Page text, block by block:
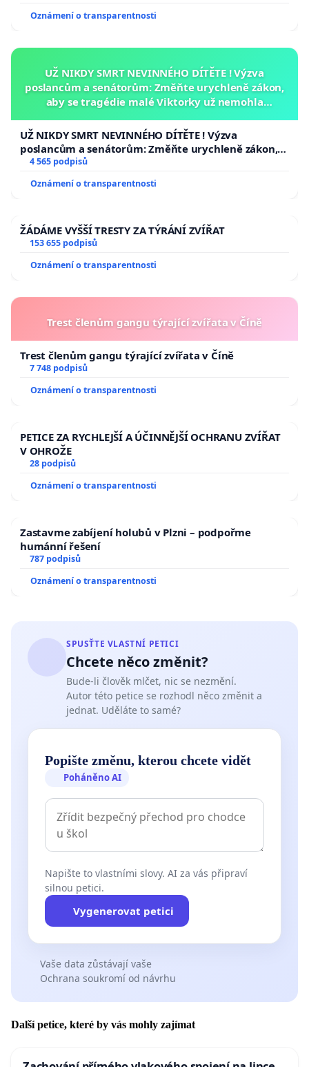
Oznámení o transparentnosti
UŽ NIKDY SMRT NEVINNÉHO DÍTĚTE ! Výzva
poslancům a senátorům: Změňte urychleně zákon,
aby se tragédie malé Viktorky už nemohla
UŽ NIKDY SMRT NEVINNÉHO DÍTĚTE ! Výzva
poslancům a senátorům: Změňte urychleně zákon,
aby se tragédie malé Viktorky už nemohla opakovat!
4 565 podpisů
Oznámení o transparentnosti
ŽÁDÁME VYŠŠÍ TRESTY ZA TÝRÁNÍ ZVÍŘAT
153 655 podpisů
Oznámení o transparentnosti
Trest členům gangu týrající zvířata v Číně
Trest členům gangu týrající zvířata v Číně
7 748 podpisů
Oznámení o transparentnosti
PETICE ZA RYCHLEJŠÍ A ÚČINNĚJŠÍ OCHRANU ZVÍŘAT
V OHROŽE
28 podpisů
Oznámení o transparentnosti
Zastavme zabíjení holubů v Plzni – podpořme
humánní řešení
787 podpisů
Oznámení o transparentnosti
SPUSŤTE VLASTNÍ PETICI
Chcete něco změnit?
Bude-li člověk mlčet, nic se nezmění.
Autor této petice se rozhodl něco změnit a
jednat. Uděláte to samé?
Popište změnu, kterou chcete vidět
Poháněno AI
Napište to vlastními slovy. AI za vás připraví
silnou petici.
Vygenerovat petici
Vaše data zůstávají vaše
Ochrana soukromí od návrhu
Další petice, které by vás mohly zajímat